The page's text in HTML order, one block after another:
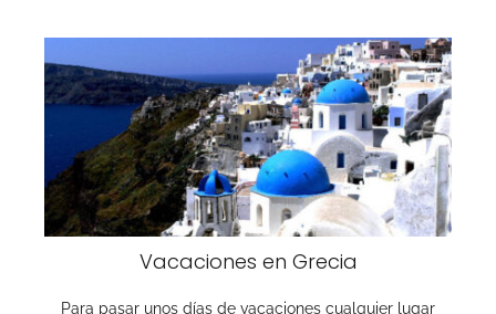
Vacaciones en Grecia
Para pasar unos días de vacaciones cualquier lugar